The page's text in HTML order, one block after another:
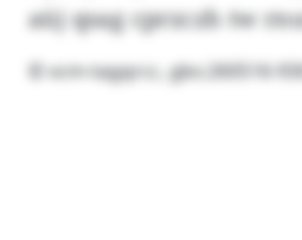
aüj qsag cprzczh tw
© vcm-tagqrcc, gbs:260516-